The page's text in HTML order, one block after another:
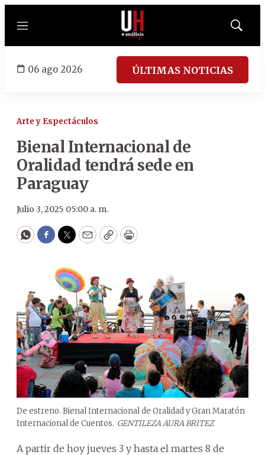
Menú
Mostrar
06 ago 2026 ÚLTIMAS NOTICIAS
Arte y Espectáculos
Bienal Internacional de
Oralidad tendrá sede en
Paraguay
Julio 3, 2025 05:00 a. m.
WhatsApp
Facebook
Twitter
EmailCopyPrint
De estreno. Bienal Internacional de Oralidad y Gran Maratón
Internacional de Cuentos. GENTILEZA AURA BRITEZ
A partir de hoy jueves 3 y hasta el martes 8 de